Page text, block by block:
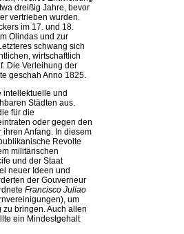
dreißig Jahre, bevor
vertrieben wurden.
im 17. und 18.
Olindas und zur
schwang sich
wirtschaftlich
Die Verleihung der
geschah Anno 1825.
intellektuelle und
Städten aus.
für die
oder gegen den
ihren Anfang. In diesem
Revolte
militärischen
und der Staat
neuer Ideen und
der Gouverneur
Francisco Juliao
um
zu bringen. Auch allen
ein Mindestgehalt